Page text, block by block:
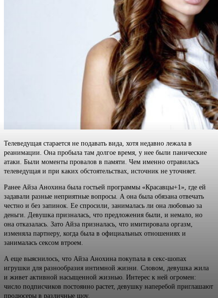
Телеведущая старается не подавать вида, хотя недавно лежала в
реанимации. Она пробыла там долгое время, у нее были панические
атаки. Были моменты провалов в памяти. Чем именно отравилась
телеведущая и при каких обстоятельствах, источник не уточняет.
Ранее Айза Анохина была гостьей программы «Красавцы+1», где ей
задавали разные неприятные вопросы. А она была обязана отвечать
честно и без запинок. Ее спросили, занималась ли она любовью за
деньги. Девушка призналась, что предложения были, и немало, но
она отказалась. Зато Айза призналась, что имитировала оргазм,
изменяла партнеру, когда была в официальных отношениях и
занималась сексом втроем.
А еще выяснилось, что Айза Анохина покупала в секс-шопах
игрушки для разнообразия интимной жизни. Словом, девушка жила
и живет активной насыщенной жизнью. Интерес к ней огромен:
число подписчиков постоянно растет, девушку наперебой приглашают
продюсеры в различные шоу.